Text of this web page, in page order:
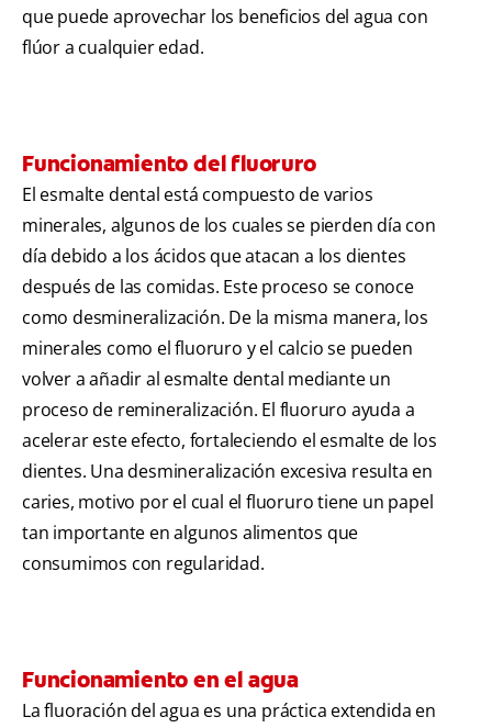
que puede aprovechar los beneficios del agua con
flúor a cualquier edad.
Funcionamiento del fluoruro
El esmalte dental está compuesto de varios
minerales, algunos de los cuales se pierden día con
día debido a los ácidos que atacan a los dientes
después de las comidas. Este proceso se conoce
como desmineralización. De la misma manera, los
minerales como el fluoruro y el calcio se pueden
volver a añadir al esmalte dental mediante un
proceso de remineralización. El fluoruro ayuda a
acelerar este efecto, fortaleciendo el esmalte de los
dientes. Una desmineralización excesiva resulta en
caries, motivo por el cual el fluoruro tiene un papel
tan importante en algunos alimentos que
consumimos con regularidad.
Funcionamiento en el agua
La fluoración del agua es una práctica extendida en